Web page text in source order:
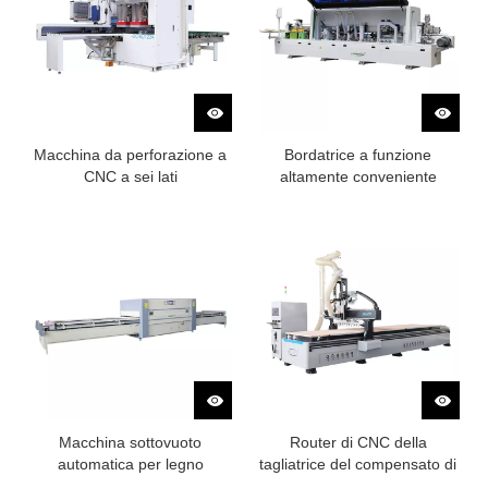
Macchina da perforazione a
CNC a sei lati
Bordatrice a funzione
altamente conveniente
Macchina sottovuoto
automatica per legno
Router di CNC della
tagliatrice del compensato di